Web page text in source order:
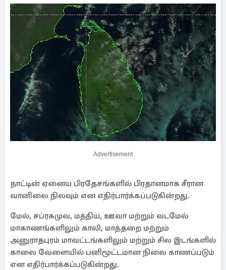
Advertisement
நாட்டின் ஏனைய பிரதேசங்களில் பிரதானமாக சீரான
வானிலை நிலவும் என எதிர்பார்க்கப்படுகின்றது.
மேல், சப்ரகமுவ, மத்திய, ஊவா மற்றும் வடமேல்
மாகாணங்களிலும் காலி, மாத்தறை மற்றும்
அனுராதபுரம் மாவட்டங்களிலும் மற்றும் சில இடங்களில்
காலை வேளையில் பனிமூட்டமான நிலை காணப்படும்
என எதிர்பார்க்கப்படுகின்றது.